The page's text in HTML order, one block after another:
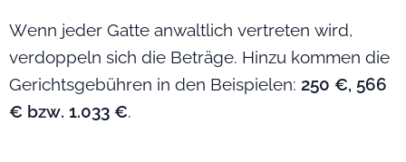
Wenn jeder Gatte anwaltlich vertreten wird,
verdoppeln sich die Beträge. Hinzu kommen die
Gerichtsgebühren in den Beispielen: 250 €, 566
€ bzw. 1.033 €.